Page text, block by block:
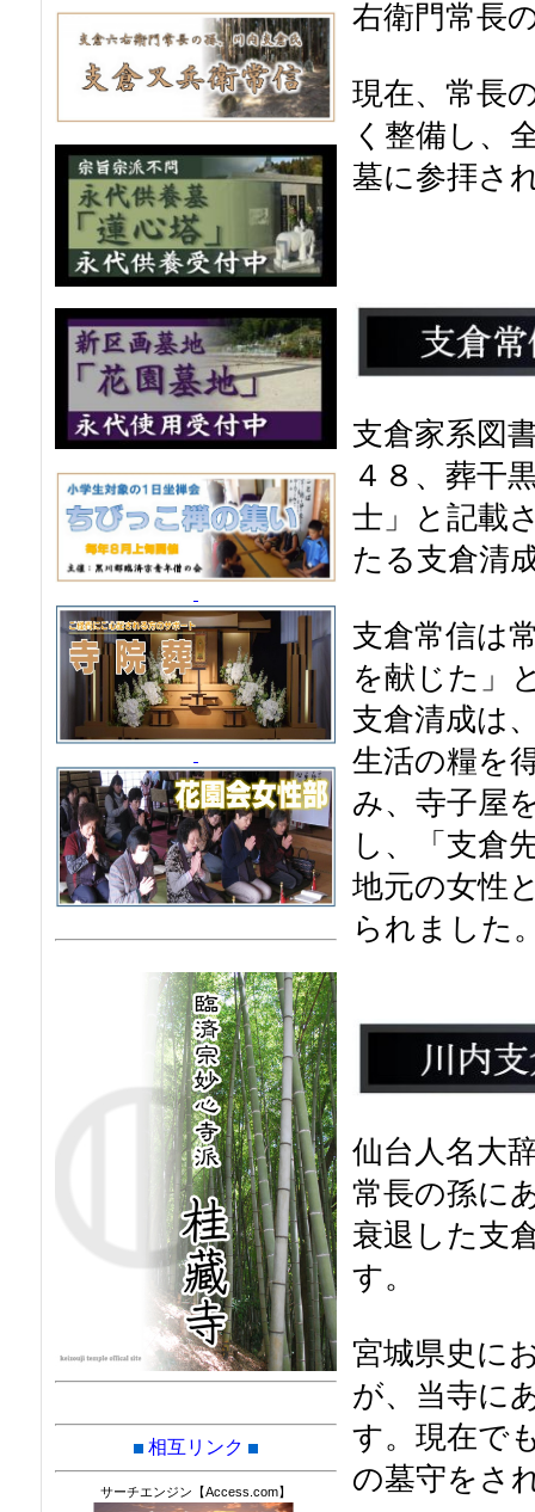
右衛門常長
現在、常長
く整備し、
墓に参拝さ
支倉家系図
４８、葬干
士」と記載
たる支倉清
支倉常信は
を献じた」
支倉清成は
生活の糧を
み、寺子屋
し、「支倉
地元の女性
られました
仙台人名大
常長の孫に
衰退した支
す。
宮城県史に
が、当寺に
す。現在で
の墓守をさ
相互リンク
サーチエンジン【Access.com】